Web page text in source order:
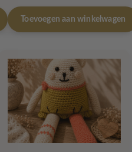
Toevoegen aan winkelwagen